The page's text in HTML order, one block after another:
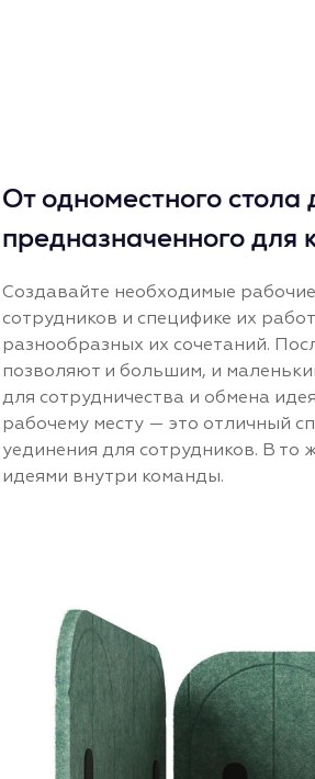
От одноместного стола
предназначенного для
Создавайте необходимые
сотрудников и специфике их
разнообразных их сочетаний.
позволяют и большим, и
для сотрудничества и обмена
рабочему месту — это отличный
уединения для сотрудников. В то
идеями внутри команды.